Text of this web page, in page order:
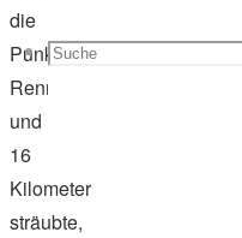
Suche
Suchen
nach:
die
Punkte
Renntempo
und
16
Kilometer
sträubte,